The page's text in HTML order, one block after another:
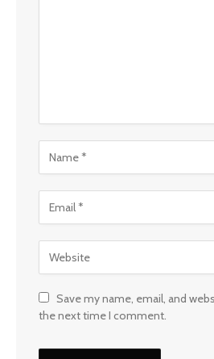
Save my name, email, and
the next time I comment.